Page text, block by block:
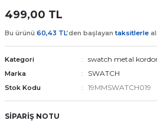
saat kordonu
Kordonları
499,00 TL
Bu ürünü 60,43 TL’den başlayantaksitlerle
Kategori swatch metal
Marka SWATCH
Stok Kodu 19MMSWATCH019
SİPARİŞ NOTU